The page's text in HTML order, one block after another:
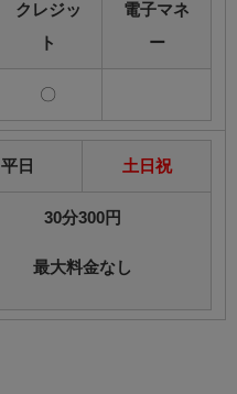
クレジッ
ト
電子マネ
ー
〇
平日 土日祝
30分300円
最大料金なし